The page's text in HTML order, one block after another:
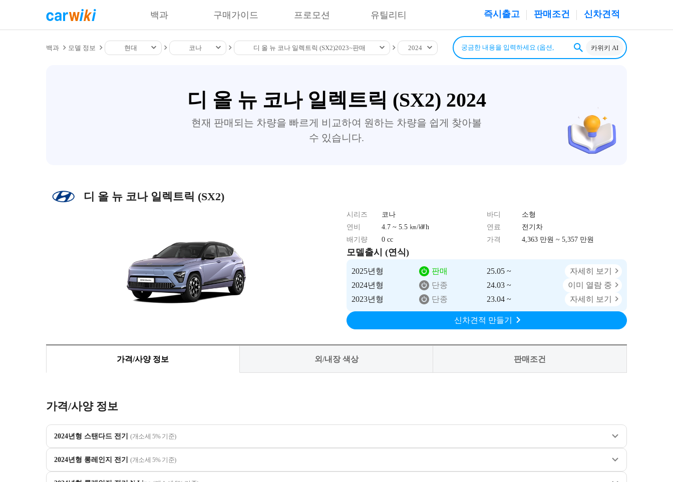
즉시출고 판매조건 신차견적
백과 구매가이드 프로모션 유틸리티
백과 모델 정보 현대 코나 디 올 뉴 코나 일렉트릭 (SX2)2023~판매 2024 카위키 AI
디 올 뉴 코나 일렉트릭 (SX2) 2024
현재 판매되는 차량을 빠르게 비교하여 원하는 차량을 쉽게 찾아볼
수 있습니다.
디 올 뉴 코나 일렉트릭 (SX2)
시리즈 코나 바디
소형
연비
4.7 ~ 5.5 ㎞/㎾h 연료
전기차
배기량
0 cc 가격 4,363 만원 ~ 5,357 만원
모델출시 (연식)
2025년형 판매 25.05 ~
자세히 보기
2024년형
단종 24.03 ~
이미 열람 중
2023년형
단종 23.04 ~ 자세히 보기
신차견적 만들기
가격/사양 정보 외/내장 색상 판매조건
가격/사양 정보
2024년형 스탠다드 전기 (개소세 5% 기준)
2024년형 롱레인지 전기 (개소세 5% 기준)